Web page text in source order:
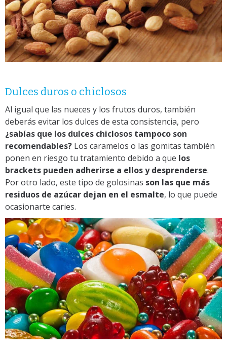
Dulces duros o chiclosos
Al igual que las nueces y los frutos duros, también
deberás evitar los dulces de esta consistencia, pero
¿sabías que los dulces chiclosos tampoco son
recomendables? Los caramelos o las gomitas también
ponen en riesgo tu tratamiento debido a que los
brackets pueden adherirse a ellos y desprenderse.
Por otro lado, este tipo de golosinas son las que más
residuos de azúcar dejan en el esmalte, lo que puede
ocasionarte caries.